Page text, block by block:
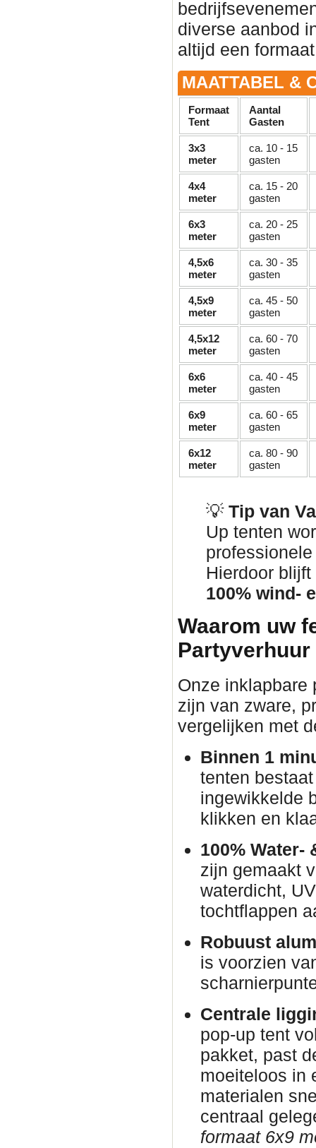
diverse aanbod
altijd een
MAATTABEL &
Formaat
Tent
Aantal
Gasten
3x3
meter
ca. 10 - 15
gasten
4x4
meter
ca. 15 - 20
gasten
6x3
meter
ca. 20 - 25
gasten
4,5x6
meter
ca. 30 - 35
gasten
4,5x9
meter
ca. 45 - 50
gasten
4,5x12
meter
ca. 60 - 70
gasten
6x6
meter
ca. 40 - 45
gasten
6x9
meter
ca. 60 - 65
gasten
6x12
meter
ca. 80 - 90
gasten
💡 Tip van
Up tenten
Hierdoor
100% wind-
Waarom uw
Partyverhuur
Onze inklapbare
zijn van zware,
vergelijken met
Binnen 1
tenten
ingewikkelde
klikken en
100% Water-
zijn gemaakt
waterdicht,
tochtflappen
Robuust
is voorzien
Centrale
pop-up tent
pakket, past
moeiteloos in
materialen
centraal
formaat 6x9